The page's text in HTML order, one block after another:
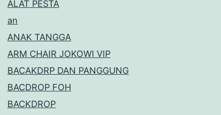
ALAT PESTA
an
ANAK TANGGA
ARM CHAIR JOKOWI VIP
BACAKDRP DAN PANGGUNG
BACDROP FOH
BACKDROP